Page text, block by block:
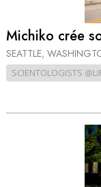
Michiko crée
SEATTLE,
SCIENTOLOGISTS